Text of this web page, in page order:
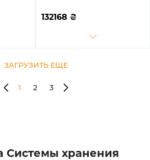
1)
W 8000W 10.24kh 2BAT
LiFePO4 6000 циклов
132168 ₴
ЗАГРУЗИТЬ ЕЩЕ
1 2 3
Системы хранения